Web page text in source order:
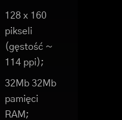
128 x 160
pikseli
(gęstość ~
114 ppi);
32Mb 32Mb
pamięci
RAM;